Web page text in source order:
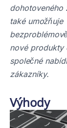
dohotoveného
také umožňuje
nové produkty
společné
zákazníky.
Výhody